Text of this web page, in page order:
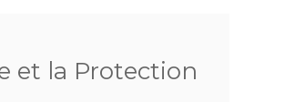
et la Protection